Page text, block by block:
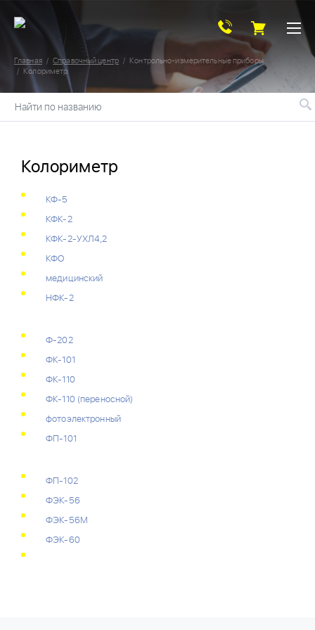
Главная Справочный центр
Контрольно-измерительные приборы
Колориметр
Найти по названию
Колориметр
КФ-5
КФК-2
КФК-2-УХЛ4,2
КФО
медицинский
НФК-2
Ф-202
ФК-101
ФК-110
ФК-110 (переносной)
фотоэлектронный
ФП-101
ФП-102
ФЭК-56
ФЭК-56М
ФЭК-60